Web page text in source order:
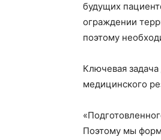
будущих
ограждении
поэтому
Ключевая
медицинского
Поэтому мы